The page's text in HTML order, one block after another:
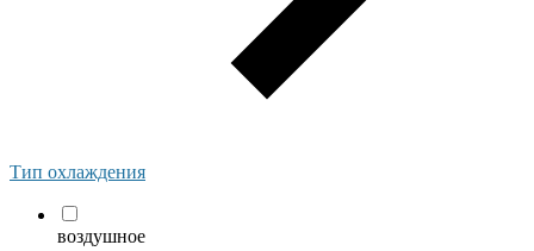
Тип охлаждения
воздушное